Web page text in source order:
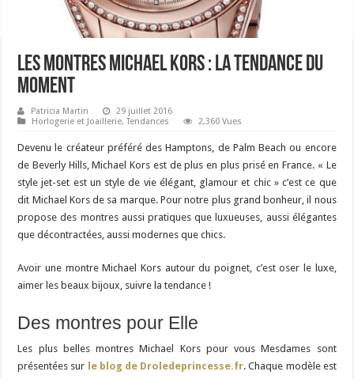
Les montres Michael Kors : la tendance du
moment
Patricia Martin
29 juillet 2016
Horlogerie et Joaillerie,Tendances 2,360 Vues
Devenu le créateur préféré des Hamptons, de Palm Beach ou encore
de Beverly Hills, Michael Kors est de plus en plus prisé en France. « Le
style jet-set est un style de vie élégant, glamour et chic » c’est ce que
dit Michael Kors de sa marque. Pour notre plus grand bonheur, il nous
propose des montres aussi pratiques que luxueuses, aussi élégantes
que décontractées, aussi modernes que chics.
Avoir une montre Michael Kors autour du poignet, c’est oser le luxe,
aimer les beaux bijoux, suivre la tendance !
Des montres pour Elle
Les plus belles montres Michael Kors pour vous Mesdames sont
présentées sur le blog de Droledeprincesse.fr. Chaque modèle est